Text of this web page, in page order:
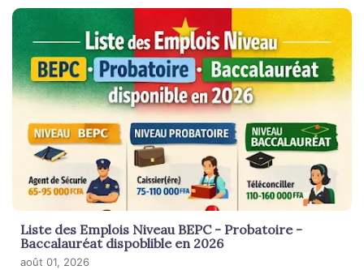
Liste des Emplois Niveau BEPC - Probatoire -
Baccalauréat dispoblible en 2026
août 01, 2026